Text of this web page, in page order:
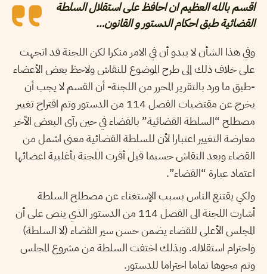
اقسم بالله العظيم ان احافظ على استقلال السلطة
القضائية طبق احكام الدستور و القانون…
وفي هذا الشأن لا يبدو أن في الامر منكرا لكن اللجنة قد اتجهت
على خلاف ذلك إلى طرح الموضوع للنقاش ولاحظ بعض الأعضاء
-طبق ما ورد بالتقرير المحرر من اللجنة- أن القسم لا يجب أن
يخرج عن مقتضيات الفصل 114 من الدستور وتم اقتراح تغيير
مصطلح “السلطة القضائية” بالقضاء في حين رآى البعض الآخر
معارضة التغيير اعتبارا لأن للسلطة القضائية معنى اشمل من
القضاء وبعد النقاش حسبما قيل أقرت اللجنة بأغلبية اعضائها
اعتماد عبارة “القضاء”.
ولكي يقتنع الناس بسبب الإستغناء عن مصطلح السلطة
أشارت اللجنة الى الفصل 114 من الدستور الذي ينص على أن
المجلس الأعلى للقضاء يضمن حسن سير القضاء (لا السلطة)
واحترام استقلاله. وبذلك اختفت السلطة من مشروع المجلس
وتم محوها تماما احتراما للدستور.